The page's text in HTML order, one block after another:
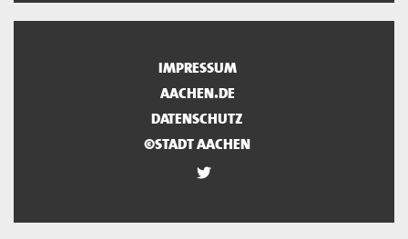
IMPRESSUM
AACHEN.DE
DATENSCHUTZ
©STADT AACHEN